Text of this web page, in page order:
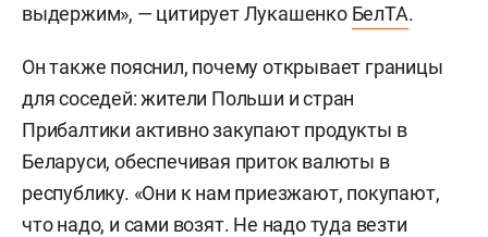
выдержим», — цитирует Лукашенко БелТА.
Он также пояснил, почему открывает границы
для соседей: жители Польши и стран
Прибалтики активно закупают продукты в
Беларуси, обеспечивая приток валюты в
республику. «Они к нам приезжают, покупают,
что надо, и сами возят. Не надо туда везти